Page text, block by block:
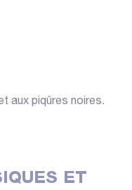
aux piqûres noires.
ET